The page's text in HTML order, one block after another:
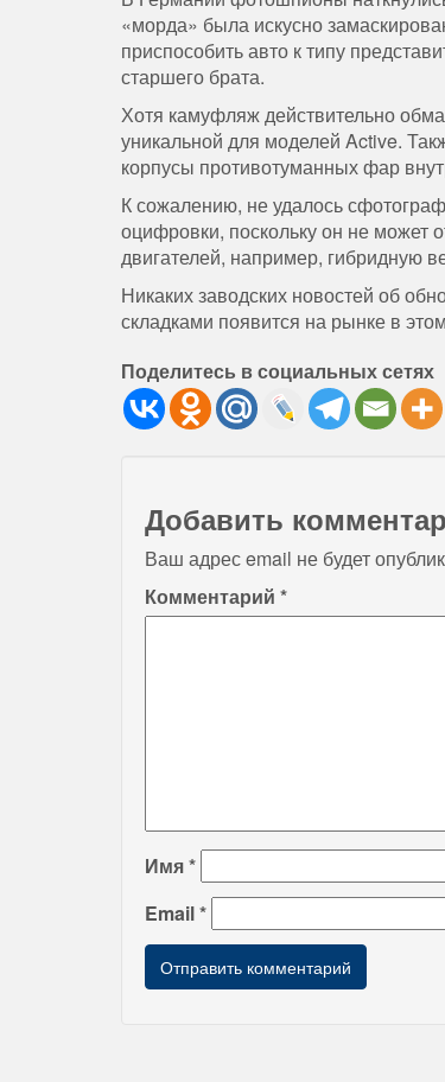
«морда» была искусно
приспособить авто к типу
старшего брата.
Хотя камуфляж действительно
уникальной для моделей Active.
корпусы противотуманных фар
К сожалению, не удалось
оцифровки, поскольку он не может
двигателей, например, гибридную
Никаких заводских новостей об
складками появится на рынке в
Поделитесь в социальных сетях
Добавить
Ваш адрес email не будет
Комментарий *
Имя*
Email*